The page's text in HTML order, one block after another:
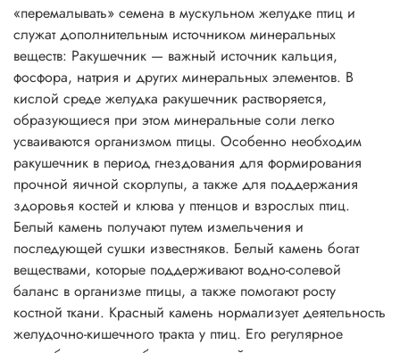
«перемалывать» семена в мускульном желудке птиц и
служат дополнительным источником минеральных
веществ: Ракушечник — важный источник кальция,
фосфора, натрия и других минеральных элементов. В
кислой среде желудка ракушечник растворяется,
образующиеся при этом минеральные соли легко
усваиваются организмом птицы. Особенно необходим
ракушечник в период гнездования для формирования
прочной яичной скорлупы, а также для поддержания
здоровья костей и клюва у птенцов и взрослых птиц.
Белый камень получают путем измельчения и
последующей сушки известняков. Белый камень богат
веществами, которые поддерживают водно-солевой
баланс в организме птицы, а также помогают росту
костной ткани. Красный камень нормализует деятельность
желудочно-кишечного тракта у птиц. Его регулярное